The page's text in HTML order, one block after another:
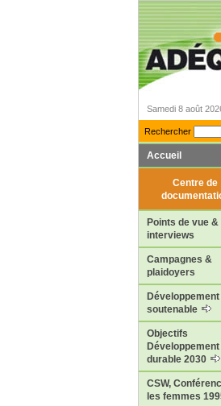
Samedi 8 août
Rechercher
Accueil
Centre de
Points de vue &
interviews
Campagnes &
plaidoyers
Développement
soutenable
Objectifs
Développement
durable 2030
CSW,
les femmes